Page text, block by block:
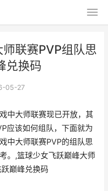
联赛PVP组队思
兑换码
05-27
中大师联赛现已开放，其
应该如何组队，下面就为
中大师联赛PVP的组队思
。,篮球少女飞跃巅峰大师
巅峰兑换码